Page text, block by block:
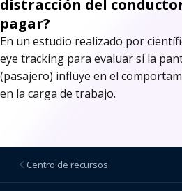
distracción del
pagar?
En un estudio realizado por
eye tracking para evaluar si la
(pasajero) influye en el
en la carga de trabajo.
Centro de recursos